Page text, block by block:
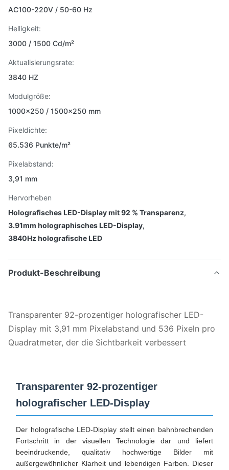
AC100-220V / 50-60 Hz
Helligkeit:
3000 / 1500 Cd/m²
Aktualisierungsrate:
3840 HZ
Modulgröße:
1000×250 / 1500×250 mm
Pixeldichte:
65.536 Punkte/m²
Pixelabstand:
3,91 mm
Hervorheben
Holografisches LED-Display mit 92 % Transparenz,
3.91mm holographisches LED-Display,
3840Hz holografische LED
Produkt-Beschreibung
Transparenter 92-prozentiger holografischer LED-
Display mit 3,91 mm Pixelabstand und 536 Pixeln pro
Quadratmeter, der die Sichtbarkeit verbessert
Transparenter 92-prozentiger
holografischer LED-Display
Der holografische LED-Display stellt einen bahnbrechenden
Fortschritt in der visuellen Technologie dar und liefert
beeindruckende, qualitativ hochwertige Bilder mit
außergewöhnlicher Klarheit und lebendigen Farben. Dieser